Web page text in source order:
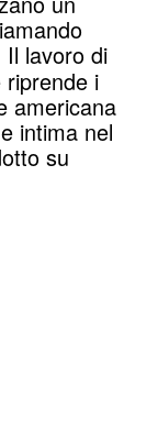
Il lavoro di
riprende i
americana
intima nel
su